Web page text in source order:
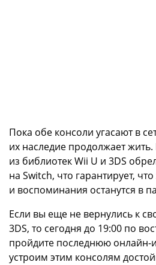
Пока обе консоли угасают в
их наследие продолжает
из библиотек Wii U и 3DS
на Switch, что гарантирует,
и воспоминания останутся в
Если вы еще не вернулись к
3DS, то сегодня до 19:00 по
пройдите последнюю онлайн-
устроим этим консолям